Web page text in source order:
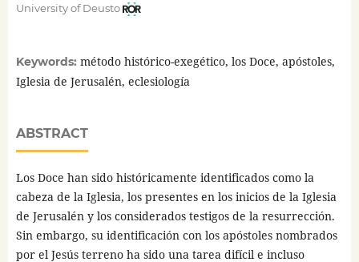
University of Deusto
Keywords: método histórico-exegético, los Doce, apóstoles,
Iglesia de Jerusalén, eclesiología
ABSTRACT
Los Doce han sido históricamente identificados como la
cabeza de la Iglesia, los presentes en los inicios de la Iglesia
de Jerusalén y los considerados testigos de la resurrección.
Sin embargo, su identificación con los apóstoles nombrados
por el Jesús terreno ha sido una tarea difícil e incluso